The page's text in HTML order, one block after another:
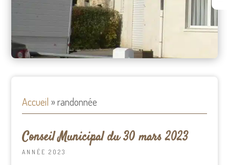
Accueil »randonnée
Conseil Municipal du 30 mars 2023
ANNÉE 2023